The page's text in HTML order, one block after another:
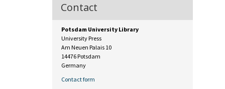
Contact
Potsdam University Library
University Press
Am Neuen Palais 10
14476 Potsdam
Germany
Contact form